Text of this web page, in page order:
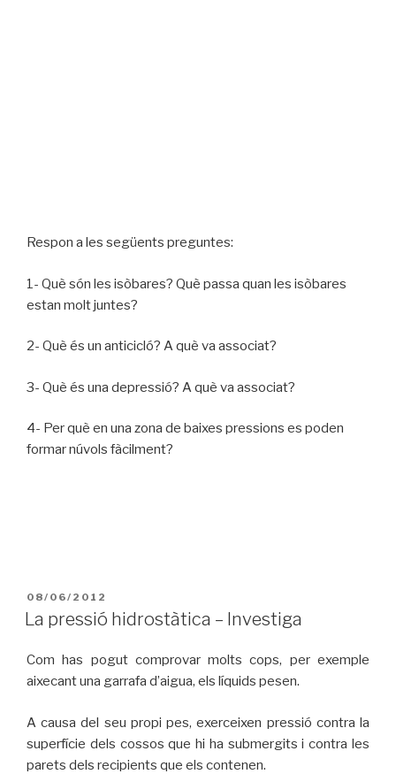
Respon a les següents preguntes:
1- Què són les isòbares? Què passa quan les isòbares
estan molt juntes?
2- Què és un anticicló? A què va associat?
3- Què és una depressió? A què va associat?
4- Per què en una zona de baixes pressions es poden
formar núvols fàcilment?
PUBLICAT
A
08/06/2012
La pressió hidrostàtica – Investiga
Com has pogut comprovar molts cops, per exemple
aixecant una garrafa d’aigua, els líquids pesen.
A causa del seu propi pes, exerceixen pressió contra la
superfície dels cossos que hi ha submergits i contra les
parets dels recipients que els contenen.